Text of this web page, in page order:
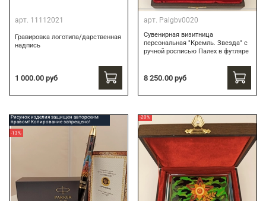
арт. 11112021
Гравировка логотипа/дарственная
надпись
1 000.00 руб
арт. Palgbv0020
Сувенирная визитница
персональная "Кремль. Звезда" с
ручной росписью Палех в футляре
8 250.00 руб
Рисунок изделия защищен авторским
правом! Копирование запрещено!
-13%
-20%